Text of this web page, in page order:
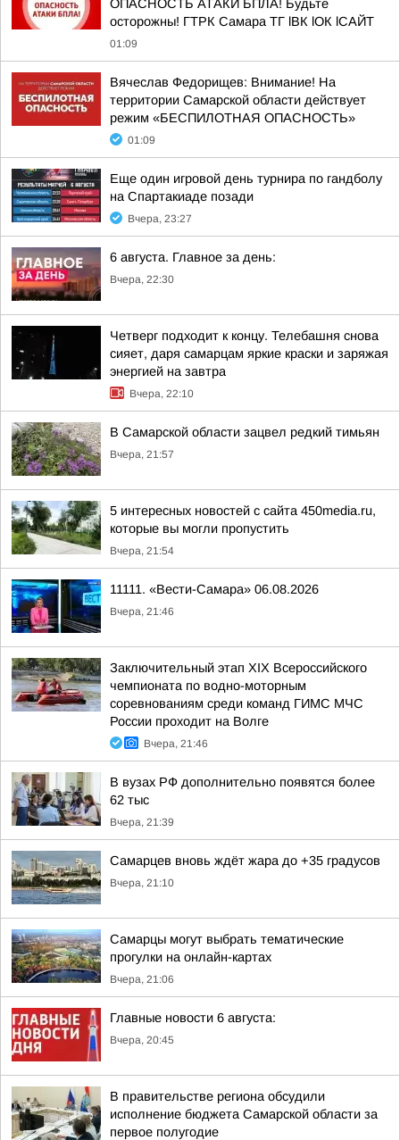
ОПАСНОСТЬ АТАКИ БПЛА! Будьте
осторожны! ГТРК Самара ТГ lВК lОК lСАЙТ
01:09
Вячеслав Федорищев: Внимание! На
территории Самарской области действует
режим «БЕСПИЛОТНАЯ ОПАСНОСТЬ»
01:09
Еще один игровой день турнира по гандболу
на Спартакиаде позади
Вчера, 23:27
6 августа. Главное за день:
Вчера, 22:30
Четверг подходит к концу. Телебашня снова
сияет, даря самарцам яркие краски и заряжая
энергией на завтра
Вчера, 22:10
В Самарской области зацвел редкий тимьян
Вчера, 21:57
5 интересных новостей с сайта 450media.ru,
которые вы могли пропустить
Вчера, 21:54
11111. «Вести-Самара» 06.08.2026
Вчера, 21:46
Заключительный этап XIХ Всероссийского
чемпионата по водно-моторным
соревнованиям среди команд ГИМС МЧС
России проходит на Волге
Вчера, 21:46
В вузах РФ дополнительно появятся более
62 тыс
Вчера, 21:39
Самарцев вновь ждёт жара до +35 градусов
Вчера, 21:10
Самарцы могут выбрать тематические
прогулки на онлайн-картах
Вчера, 21:06
Главные новости 6 августа:
Вчера, 20:45
В правительстве региона обсудили
исполнение бюджета Самарской области за
первое полугодие